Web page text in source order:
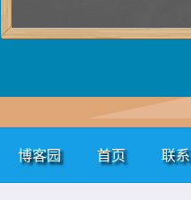
博客园 首页 联系